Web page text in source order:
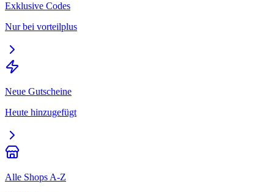
Exklusive Codes
Nur bei vorteilplus
Neue Gutscheine
Heute hinzugefügt
Alle Shops A-Z